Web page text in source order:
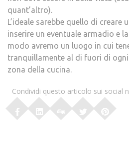
quant’altro).
L’ideale sarebbe quello di creare
inserire un eventuale armadio e
modo avremo un luogo in cui
tranquillamente al di fuori di
zona della cucina.
Condividi questo articolo sui social